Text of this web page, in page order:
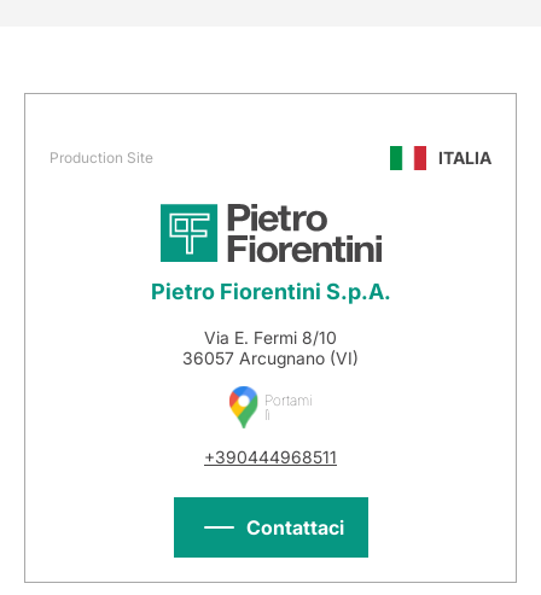
Production Site ITALIA
Pietro Fiorentini S.p.A.
Via E. Fermi 8/10
36057 Arcugnano (VI)
Portami
lì
+390444968511
Contattaci